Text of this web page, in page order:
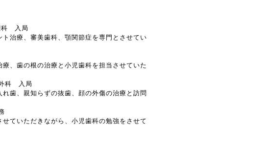
入局
審美歯科、顎関節症を専門とさせてい
根の治療と小児歯科を担当させていた
科 入局
知らずの抜歯、顔の外傷の治療と訪問
だきながら、小児歯科の勉強をさせて